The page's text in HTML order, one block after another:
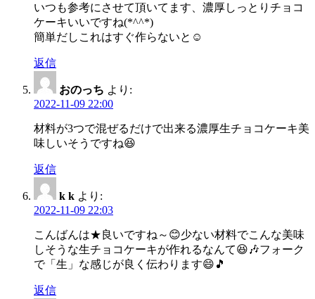
いつも参考にさせて頂いてます、濃厚しっとりチョコ
ケーキいいですね(*^^*)
簡単だしこれはすぐ作らないと☺
返信
おのっち より:
2022-11-09 22:00
材料が3つで混ぜるだけで出来る濃厚生チョコケーキ美
味しいそうですね😆
返信
k k より:
2022-11-09 22:03
こんばんは★良いですね～😊少ない材料でこんな美味
しそうな生チョコケーキが作れるなんて😆🎶フォーク
で「生」な感じが良く伝わります😄🎵
返信